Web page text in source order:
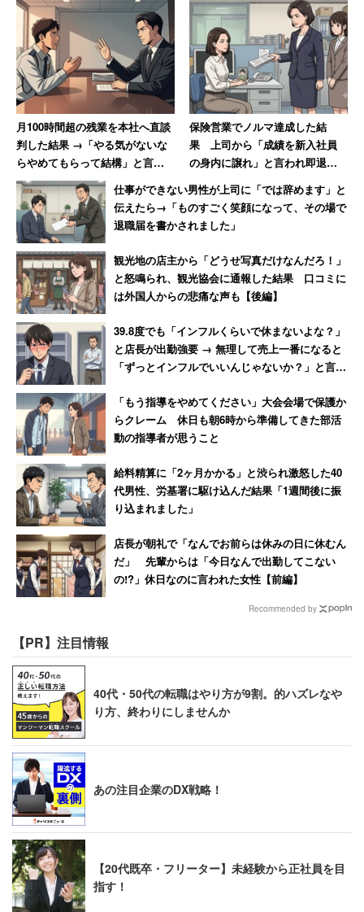
月100時間超の残業を本社へ直談
判した結果 →「やる気がないな
らやめてもらって結構」と言わ
れた男性
保険営業でノルマ達成した結
果 上司から「成績を新入社員
の身内に譲れ」と言われ即退職
した女性
仕事ができない男性が上司に「では辞めます」と
伝えたら→「ものすごく笑顔になって、その場で
退職届を書かされました」
観光地の店主から「どうせ写真だけなんだろ！」
と怒鳴られ、観光協会に通報した結果 口コミに
は外国人からの悲痛な声も【後編】
39.8度でも「インフルくらいで休まないよな？」
と店長が出勤強要 → 無理して売上一番になると
「ずっとインフルでいいんじゃないか？」と言わ
「もう指導をやめてください」大会会場で保護か
らクレーム 休日も朝6時から準備してきた部活
動の指導者が思うこと
給料精算に「2ヶ月かかる」と渋られ激怒した40
代男性、労基署に駆け込んだ結果「1週間後に振
り込まれました」
店長が朝礼で「なんでお前らは休みの日に休むん
だ」 先輩からは「今日なんで出勤してこない
の!?」休日なのに言われた女性【前編】
Recommended by
【PR】注目情報
40代・50代の転職はやり方が9割。的ハズレなや
り方、終わりにしませんか
あの注目企業のDX戦略！
【20代既卒・フリーター】未経験から正社員を目
指す！